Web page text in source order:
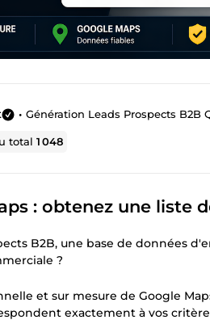
• Génération Leads Prospects B2B
total1 048
: obtenez une liste
B2B, une base de données
?
et sur mesure de Google
exactement à vos